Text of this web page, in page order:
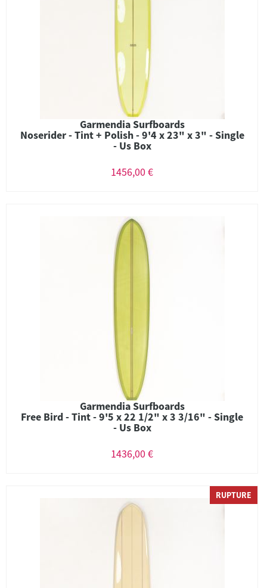
Garmendia Surfboards
Noserider - Tint + Polish - 9'4 x 23" x 3" - Single
- Us Box
1456,00 €
Garmendia Surfboards
Free Bird - Tint - 9'5 x 22 1/2" x 3 3/16" - Single
- Us Box
1436,00 €
RUPTURE